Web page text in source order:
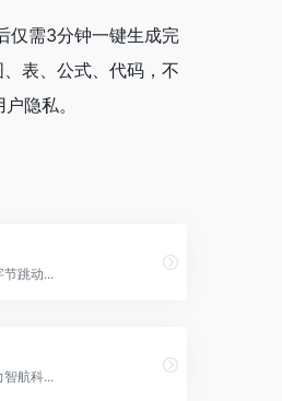
仅需3分钟一键生成完
表、公式、代码，不
隐私。
跳动...
航科...